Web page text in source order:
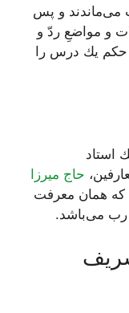
می‌‏ماندند و پس
و مواضعِ ردّ و
يك درس را
استاد
حاج ميرزا
كه همان معرفت
رب می‌باشد.